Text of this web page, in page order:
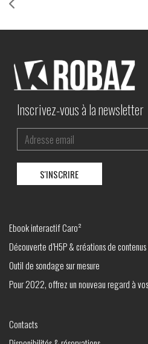
Inscrivez-vous à la newsletter
Ebook interactif Caro²
Découverte d’H5P & créations de
Outil de sondage sur mesure
Pour 2022, offrez un nouveau regard à
Contacts